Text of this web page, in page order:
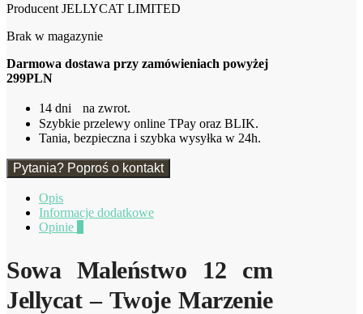
Producent JELLYCAT LIMITED
Brak w magazynie
Darmowa dostawa przy zamówieniach powyżej
299PLN
14 dni na zwrot.
Szybkie przelewy online TPay oraz BLIK.
Tania, bezpieczna i szybka wysyłka w 24h.
Pytania? Poproś o kontakt
Opis
Informacje dodatkowe
Opinie
Sowa Maleństwo 12 cm
Jellycat – Twoje Marzenie